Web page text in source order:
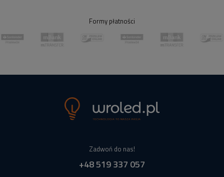
Formy płatności
Zadwoń do nas!
+48 519 337 057